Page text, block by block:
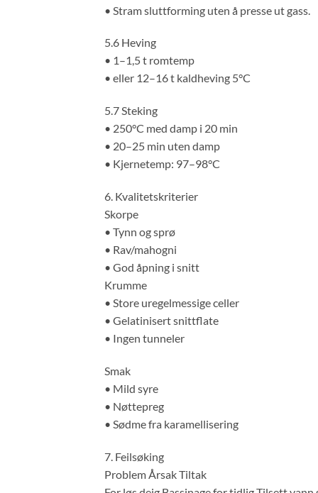
• Stram sluttforming uten å presse ut gass.
5.6 Heving
• 1–1,5 t romtemp
• eller 12–16 t kaldheving 5°C
5.7 Steking
• 250°C med damp i 20 min
• 20–25 min uten damp
• Kjernetemp: 97–98°C
6. Kvalitetskriterier
Skorpe
• Tynn og sprø
• Rav/mahogni
• God åpning i snitt
Krumme
• Store uregelmessige celler
• Gelatinisert snittflate
• Ingen tunneler
Smak
• Mild syre
• Nøttepreg
• Sødme fra karamellisering
7. Feilsøking
Problem Årsak Tiltak